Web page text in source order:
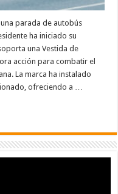
al
“insportable”
del
parada de autobús
ha iniciado su
una Vestida de
acción para combatir el
La marca ha instalado
ofreciendo a …